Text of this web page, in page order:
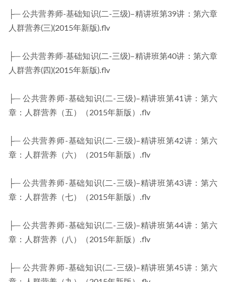
├─ 公共营养师-基础知识(二-三级)–精讲班第39讲：第六章
人群营养(三)(2015年新版).flv
├─ 公共营养师-基础知识(二-三级)–精讲班第40讲：第六章
人群营养(四)(2015年新版).flv
├─ 公共营养师-基础知识(二-三级)–精讲班第41讲：第六
章：人群营养（五）（2015年新版）.flv
├─ 公共营养师-基础知识(二-三级)–精讲班第42讲：第六
章：人群营养（六）（2015年新版）.flv
├─ 公共营养师-基础知识(二-三级)–精讲班第43讲：第六
章：人群营养（七）（2015年新版）.flv
├─ 公共营养师-基础知识(二-三级)–精讲班第44讲：第六
章：人群营养（八）（2015年新版）.flv
├─ 公共营养师-基础知识(二-三级)–精讲班第45讲：第六